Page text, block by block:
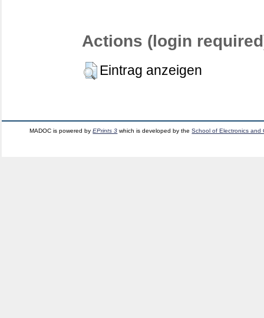
Actions (login
Eintrag anzeigen
MADOC is powered byEPrints 3 which is developed by theSchool of Electronics and